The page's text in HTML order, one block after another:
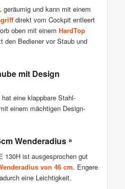
geräumig und kann mit einem
direkt vom Cockpit entleert
oben mit einem HardTop
den Bediener vor Staub und
mit Design
hat eine klappbare Stahl-
einem mächtigen Design-
Wenderadius ⁸
130H ist ausgesprochen gut
von 46 cm. Engere
eine Leichtigkeit.